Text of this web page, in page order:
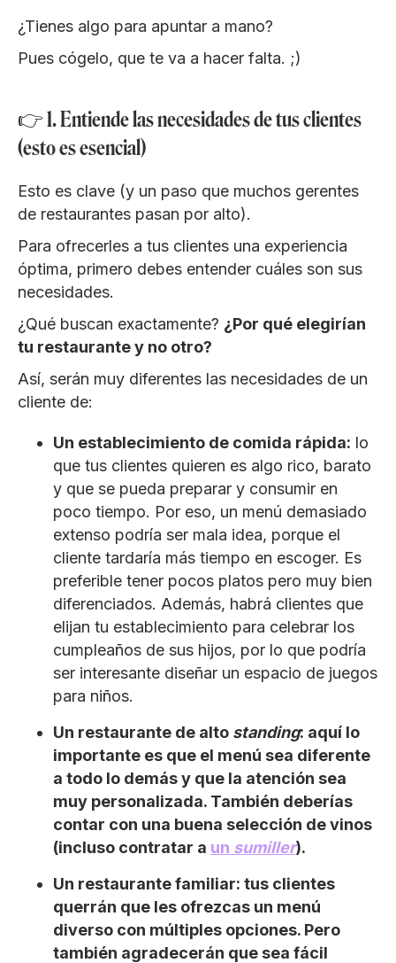
¿Tienes algo para apuntar a mano?
Pues cógelo, que te va a hacer falta. ;)
👉 1. Entiende las necesidades de tus clientes
(esto es esencial)
Esto es clave (y un paso que muchos gerentes
de restaurantes pasan por alto).
Para ofrecerles a tus clientes una experiencia
óptima, primero debes entender cuáles son sus
necesidades.
¿Qué buscan exactamente? ¿Por qué elegirían
tu restaurante y no otro?
Así, serán muy diferentes las necesidades de un
cliente de:
Un establecimiento de comida rápida: lo
que tus clientes quieren es algo rico, barato
y que se pueda preparar y consumir en
poco tiempo. Por eso, un menú demasiado
extenso podría ser mala idea, porque el
cliente tardaría más tiempo en escoger. Es
preferible tener pocos platos pero muy bien
diferenciados. Además, habrá clientes que
elijan tu establecimiento para celebrar los
cumpleaños de sus hijos, por lo que podría
ser interesante diseñar un espacio de juegos
para niños.
Un restaurante de alto standing: aquí lo
importante es que el menú sea diferente
a todo lo demás y que la atención sea
muy personalizada. También deberías
contar con una buena selección de vinos
(incluso contratar a un sumiller).
Un restaurante familiar: tus clientes
querrán que les ofrezcas un menú
diverso con múltiples opciones. Pero
también agradecerán que sea fácil